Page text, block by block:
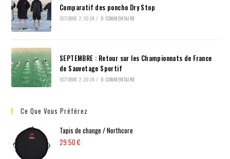
Comparatif des poncho Dry Stop
OCTOBRE 2, 2024 / 0 COMMENTAIRE
SEPTEMBRE : Retour sur les Championnats de France
de Sauvetage Sportif
OCTOBRE 2, 2024 / 0 COMMENTAIRE
Ce Que Vous Préférez
Tapis de change / Northcore
29.50€